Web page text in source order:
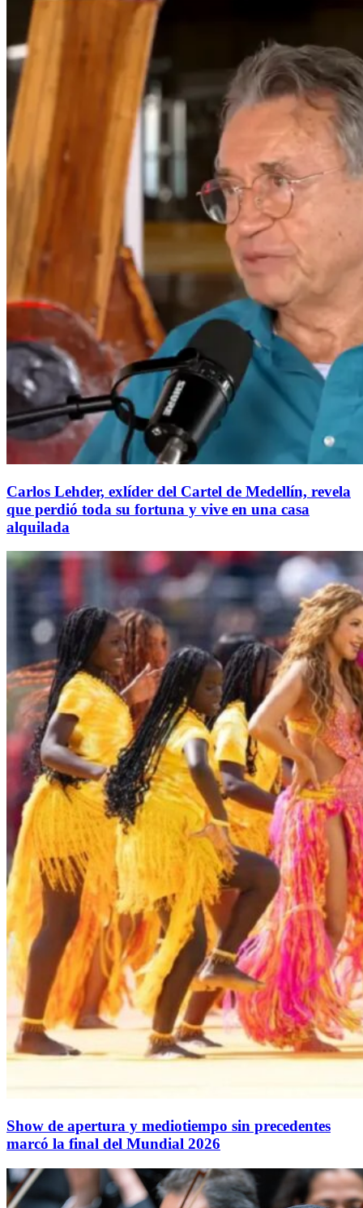
Carlos Lehder, exlíder del Cartel de Medellín, revela
que perdió toda su fortuna y vive en una casa
alquilada
Show de apertura y mediotiempo sin precedentes
marcó la final del Mundial 2026